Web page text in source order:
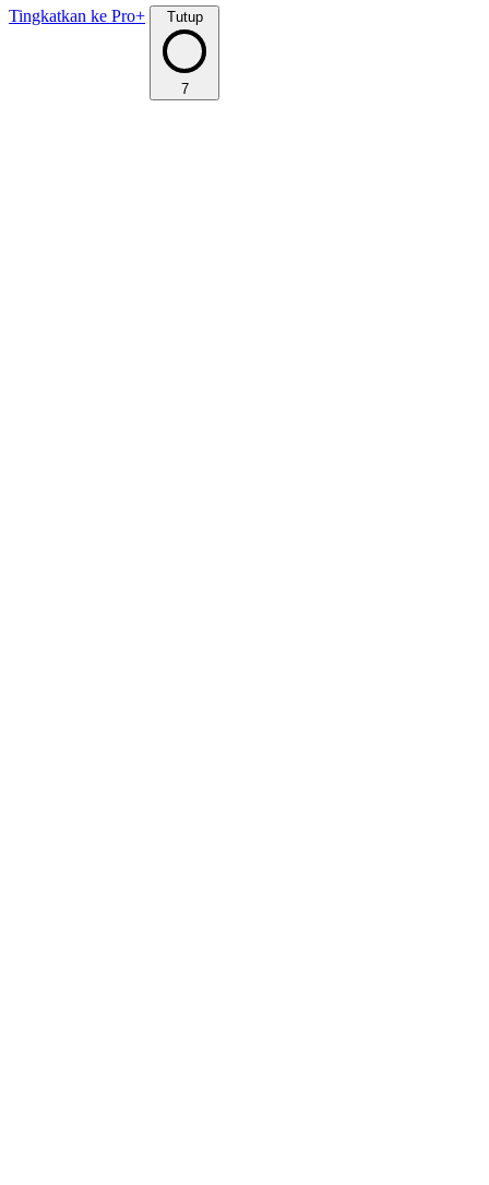
Tingkatkan ke Pro+ Tutup
7